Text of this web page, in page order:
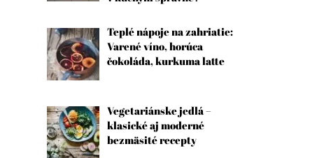
Teplé nápoje na zahriatie:
Varené víno, horúca
čokoláda, kurkuma latte
Vegetariánske jedlá –
klasické aj moderné
bezmäsité recepty